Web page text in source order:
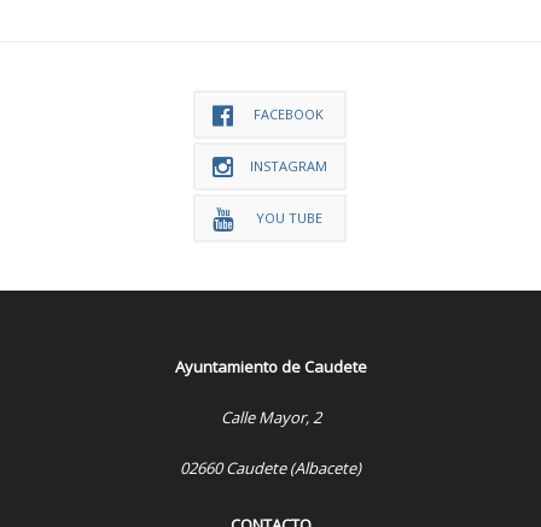
FACEBOOK
INSTAGRAM
YOU TUBE
Ayuntamiento de Caudete
Calle Mayor, 2
02660 Caudete (Albacete)